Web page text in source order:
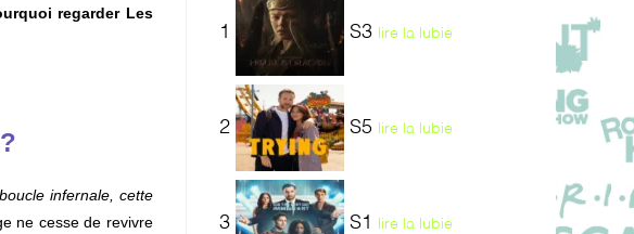
regarder Les
infernale, cette
ne cesse de revivre
1 S3 lire la lubie
2 S5 lire la lubie
3 S1 lire la lubie